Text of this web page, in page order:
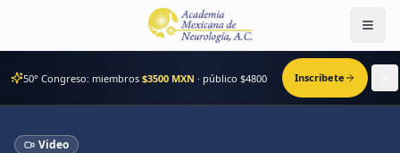
50° Congreso: miembros $3500 MXN · público $4800 Inscríbete
Video